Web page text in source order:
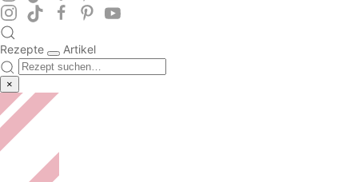
Rezepte Artikel
×